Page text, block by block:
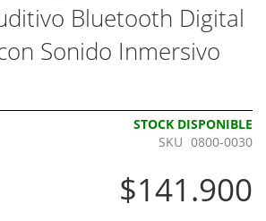
Bluetooth Digital
Sonido Inmersivo
STOCK DISPONIBLE
SKU 0800-0030
$141.900